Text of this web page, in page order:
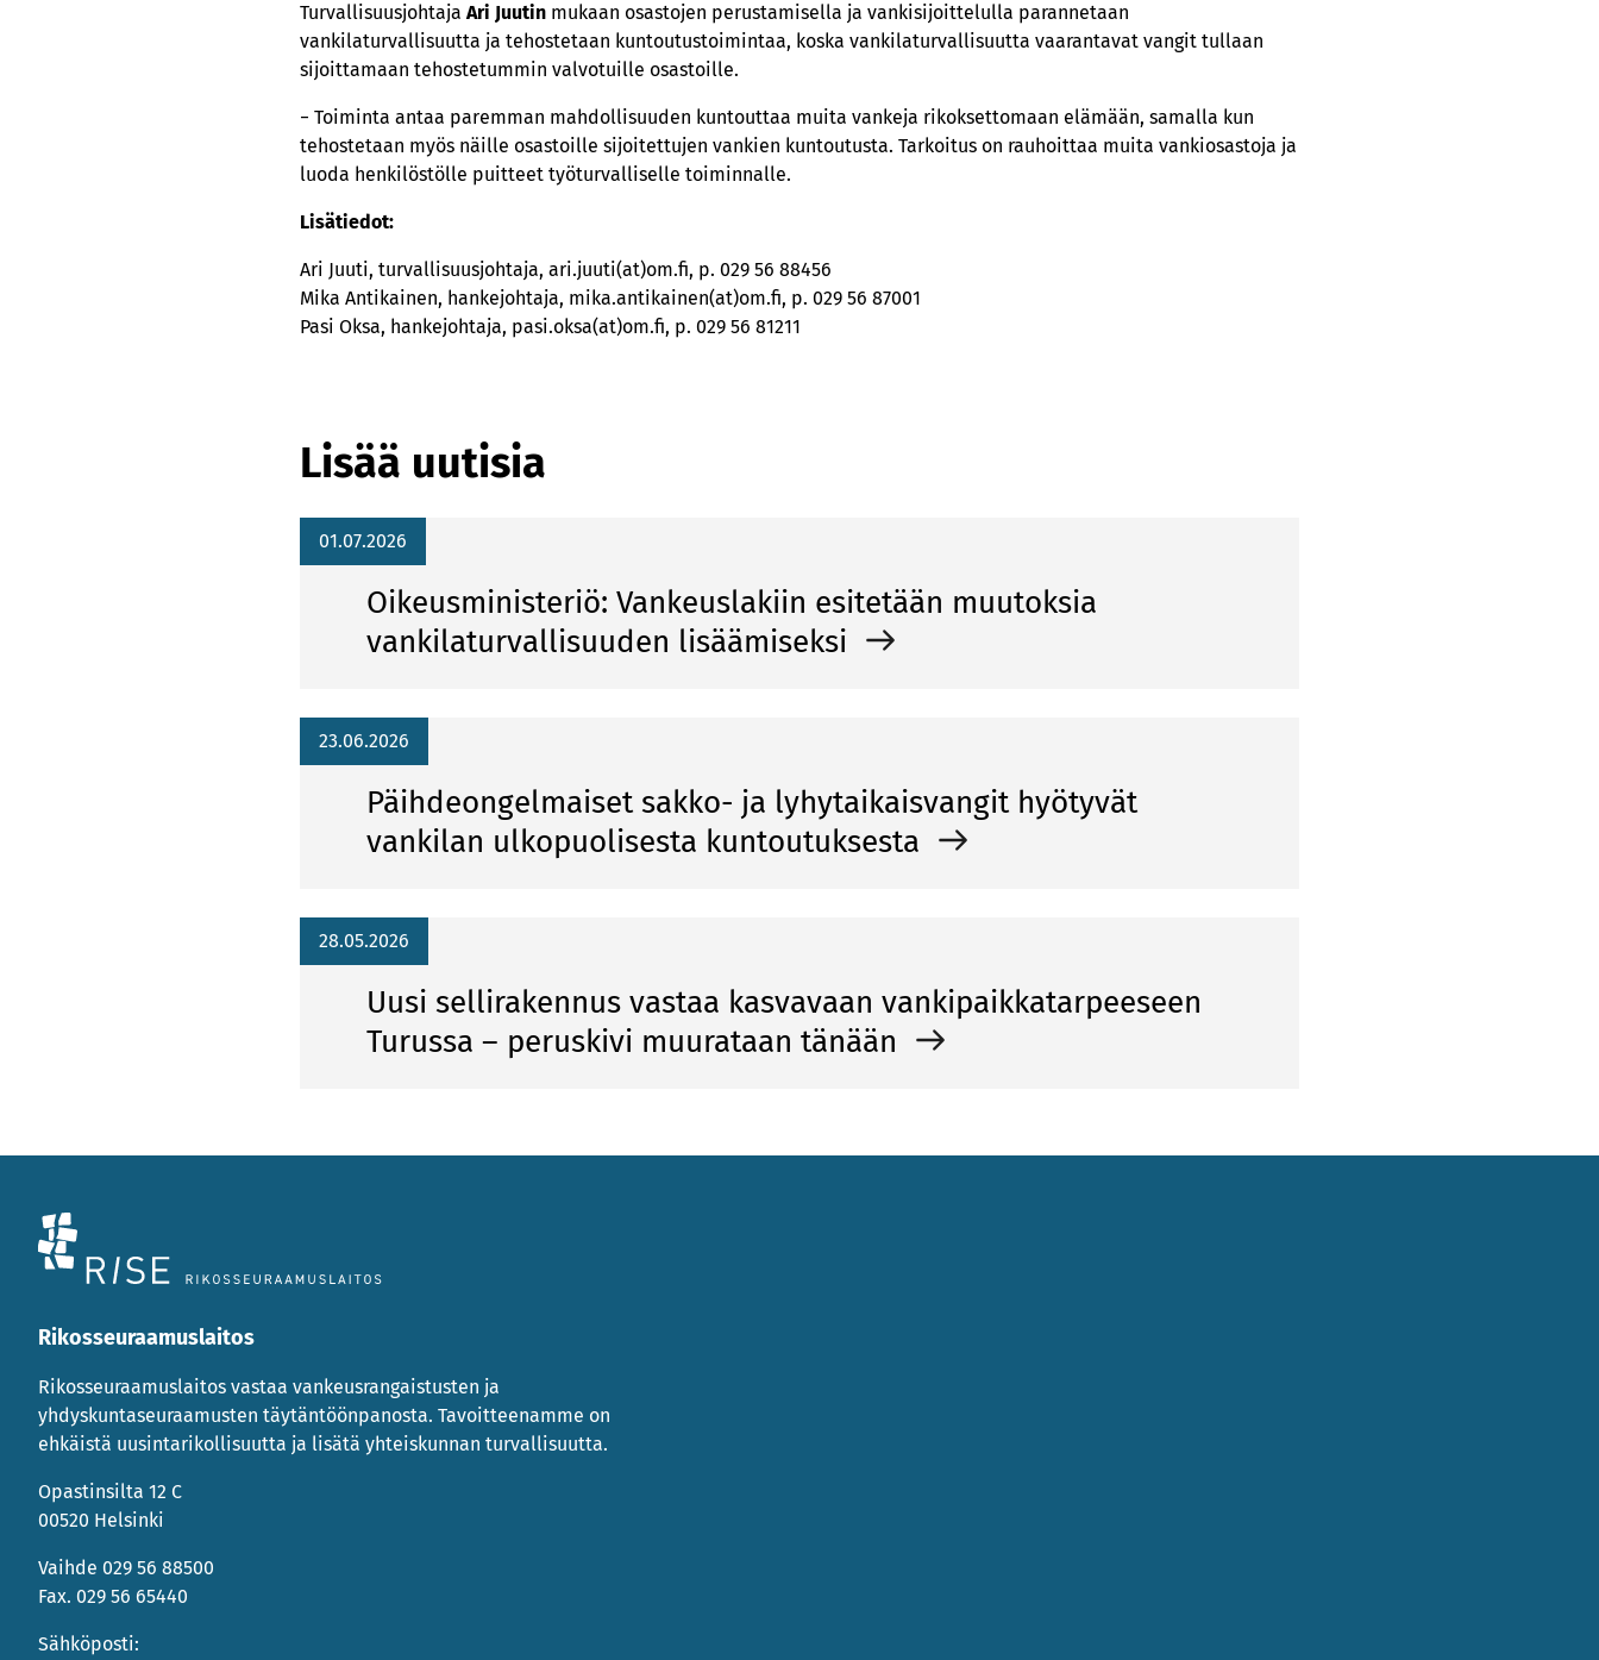
Turvallisuusjohtaja Ari Juutin mukaan osastojen perustamisella ja vankisijoittelulla parannetaan
vankilaturvallisuutta ja tehostetaan kuntoutustoimintaa, koska vankilaturvallisuutta vaarantavat vangit tullaan
sijoittamaan tehostetummin valvotuille osastoille.
− Toiminta antaa paremman mahdollisuuden kuntouttaa muita vankeja rikoksettomaan elämään, samalla kun
tehostetaan myös näille osastoille sijoitettujen vankien kuntoutusta. Tarkoitus on rauhoittaa muita vankiosastoja ja
luoda henkilöstölle puitteet työturvalliselle toiminnalle.
Lisätiedot:
Ari Juuti, turvallisuusjohtaja, ari.juuti(at)om.fi, p. 029 56 88456
Mika Antikainen, hankejohtaja, mika.antikainen(at)om.fi, p. 029 56 87001
Pasi Oksa, hankejohtaja, pasi.oksa(at)om.fi, p. 029 56 81211
Lisää uutisia
01.07.2026
Oikeusministeriö: Vankeuslakiin esitetään muutoksia
vankilaturvallisuuden lisäämiseksi
23.06.2026
Päihdeongelmaiset sakko- ja lyhytaikaisvangit hyötyvät
vankilan ulkopuolisesta kuntoutuksesta
28.05.2026
Uusi sellirakennus vastaa kasvavaan vankipaikkatarpeeseen
Turussa – peruskivi muurataan tänään
Rikosseuraamuslaitos
Rikosseuraamuslaitos vastaa vankeusrangaistusten ja
yhdyskuntaseuraamusten täytäntöönpanosta. Tavoitteenamme on
ehkäistä uusintarikollisuutta ja lisätä yhteiskunnan turvallisuutta.
Opastinsilta 12 C
00520 Helsinki
Vaihde 029 56 88500
Fax. 029 56 65440
Sähköposti: